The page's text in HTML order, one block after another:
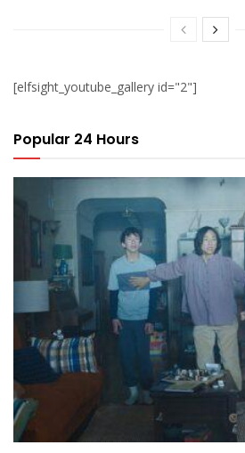
[elfsight_youtube_gallery id="2"]
Popular 24 Hours